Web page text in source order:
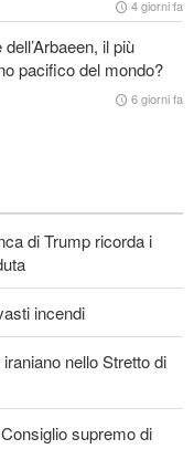
e il regime sionista4 giorni fa
il più
pacifico del mondo?
6 giorni fa
di Trump ricorda i
incendi
iraniano nello Stretto di
supremo di